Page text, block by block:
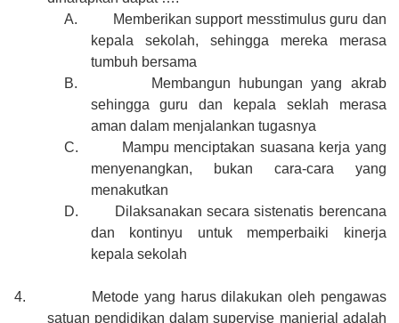
A.
Memberikan support messtimulus guru dan
kepala sekolah, sehingga mereka merasa
tumbuh bersama
B.
Membangun hubungan yang akrab
sehingga guru dan kepala seklah merasa
aman dalam menjalankan tugasnya
C.
Mampu menciptakan suasana kerja yang
menyenangkan, bukan cara-cara yang
menakutkan
D.
Dilaksanakan secara sistenatis berencana
dan kontinyu untuk memperbaiki kinerja
kepala sekolah
4.
Metode yang harus dilakukan oleh pengawas
satuan pendidikan dalam supervise manjerial adalah